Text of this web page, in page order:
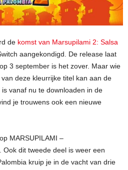
de komst van Marsupilami 2: Salsa
aangekondigd. De release laat
3 september is het zover. Maar wie
deze kleurrijke titel kan aan de
vanaf nu te downloaden in de
je trouwens ook een nieuwe
MARSUPILAMI –
Ook dit tweede deel is weer een
kruip je in de vacht van drie